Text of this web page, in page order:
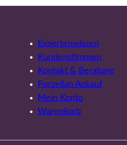
Expertenwissen
Kundenstimmen
Kontakt & Beratung
Porzellan Ankauf
Mein Konto
Warenkorb